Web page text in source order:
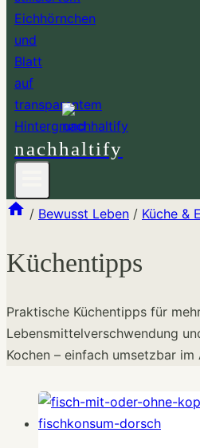
nachhaltify
/ Bewusst Leben / Küche &
Küchentipps
Praktische Küchentipps für
Lebensmittelverschwendung
Kochen – einfach umsetzbar im